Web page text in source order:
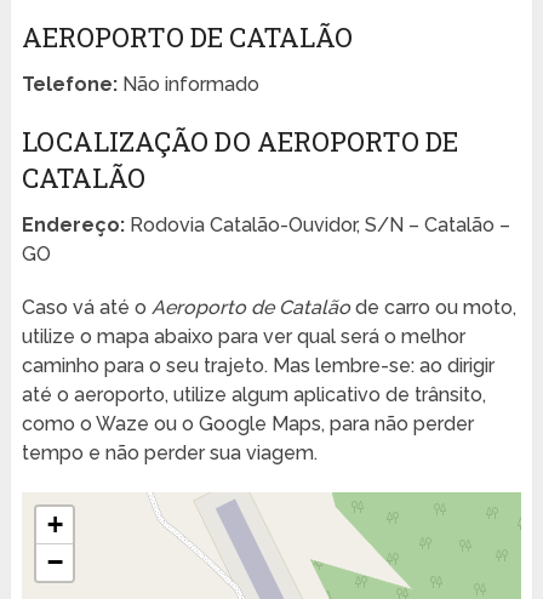
AEROPORTO DE CATALÃO
Telefone:Não informado
LOCALIZAÇÃO DO AEROPORTO DE
CATALÃO
Endereço:Rodovia Catalão-Ouvidor, S/N – Catalão –
GO
Caso vá até o Aeroporto de Catalãode carro ou moto,
utilize o mapa abaixo para ver qual será o melhor
caminho para o seu trajeto. Mas lembre-se: ao dirigir
até o aeroporto, utilize algum aplicativo de trânsito,
como o Waze ou o Google Maps, para não perder
tempo e não perder sua viagem.
+
−